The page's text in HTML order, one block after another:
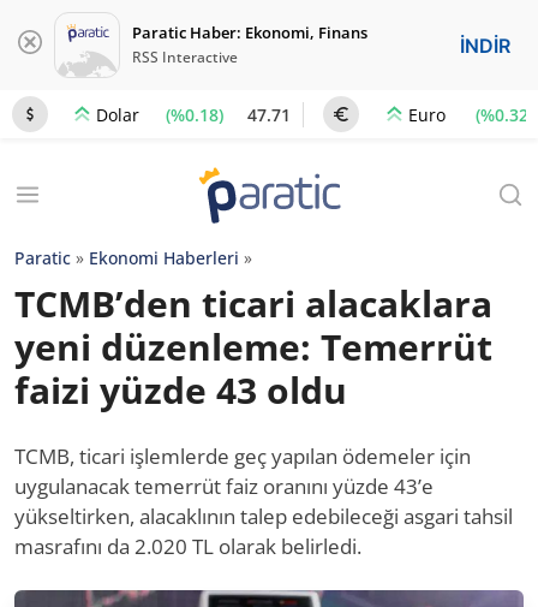
Paratic Haber: Ekonomi, Finans
RSS Interactive İNDİR
Dolar (%0.18) 47.71 Euro (%0.32)
Paratic » Ekonomi Haberleri »
TCMB’den ticari alacaklara
yeni düzenleme: Temerrüt
faizi yüzde 43 oldu
TCMB, ticari işlemlerde geç yapılan ödemeler için
uygulanacak temerrüt faiz oranını yüzde 43’e
yükseltirken, alacaklının talep edebileceği asgari tahsil
masrafını da 2.020 TL olarak belirledi.